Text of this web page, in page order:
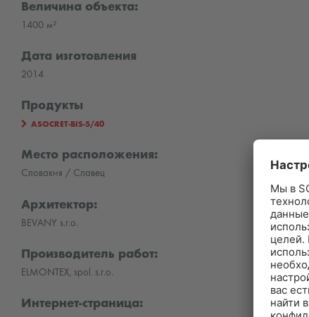
Величина объекта:
1400 м²
Дата изготовления
2014
Продукты
ASOCRET-BIS-5/40
Место расположения:
Словакия / Славец
Архитектор:
BEVANY s.r.o.
Производитель работ:
ELMONTEX, spol. s.r.o.
Интернет-страница: